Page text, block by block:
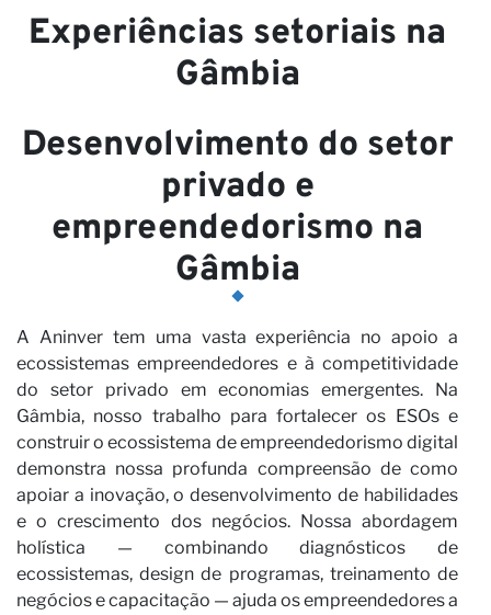
Experiências setoriais na
Gâmbia
Desenvolvimento do setor
privado e
empreendedorismo na
Gâmbia
A Aninver tem uma vasta experiência no apoio a
ecossistemas empreendedores e à competitividade
do setor privado em economias emergentes. Na
Gâmbia, nosso trabalho para fortalecer os ESOs e
construir o ecossistema de empreendedorismo digital
demonstra nossa profunda compreensão de como
apoiar a inovação, o desenvolvimento de habilidades
e o crescimento dos negócios. Nossa abordagem
holística — combinando diagnósticos de
ecossistemas, design de programas, treinamento de
negócios e capacitação — ajuda os empreendedores a